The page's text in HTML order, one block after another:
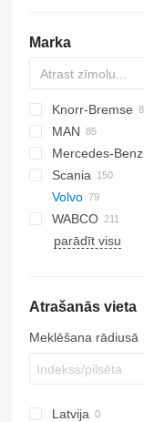
Marka
CF
LF
XF
XG
EuroCargo
S-Way
Stralis
Trakker
Knorr-Bremse
MAN
F90
L2000
TGA
TGL
TGM
Mercedes-Benz
Actros
Antos
Arocs
Atego
G-series
K-series
Kerax
Magnum
Scania
G-series
K-series
P-series
Volvo
FH
FH12
FL
FL10
FL 280
FM9
VNL
WABCO
parādīt visu
Atrašanās vieta
Meklēšana rādiusā
Latvija